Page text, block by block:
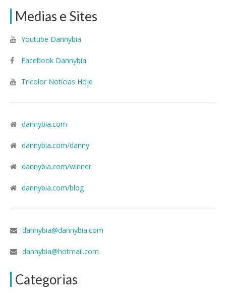
Medias e Sites
Youtube Dannybia
Facebook Dannybia
Tricolor Notícias Hoje
dannybia.com
dannybia.com/danny
dannybia.com/winner
dannybia.com/blog
dannybia@dannybia.com
dannybia@hotmail.com
Categorias